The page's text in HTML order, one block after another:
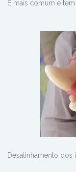
É mais comum e
Desalinhamento dos